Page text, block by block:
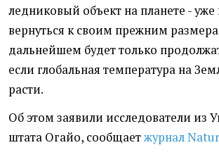
ледниковый объект на планете -
вернуться к своим прежним
дальнейшем будет только
если глобальная температура на
расти.
Об этом заявили исследователи из
штата Огайо, сообщаетжурнал